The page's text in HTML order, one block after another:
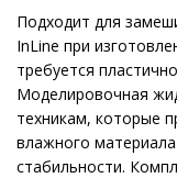
Подходит для
InLine при
требуется
Моделировочная
техникам, которые
влажного
стабильности.